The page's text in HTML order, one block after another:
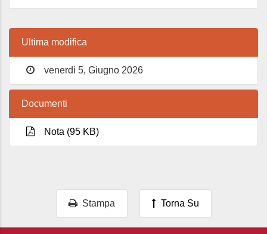
Ultima modifica
venerdì 5, Giugno 2026
Documenti
Nota (95 KB)
Stampa Torna Su